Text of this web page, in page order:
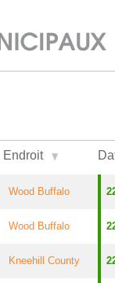
Endroit
Wood Buffalo
Wood Buffalo
Kneehill County